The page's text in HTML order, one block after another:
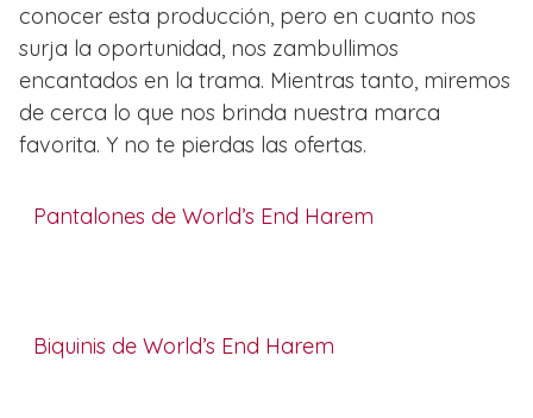
conocer esta producción, pero en cuanto nos
surja la oportunidad, nos zambullimos
encantados en la trama. Mientras tanto, miremos
de cerca lo que nos brinda nuestra marca
favorita. Y no te pierdas las ofertas.
Pantalones de World’s End Harem
Biquinis de World’s End Harem